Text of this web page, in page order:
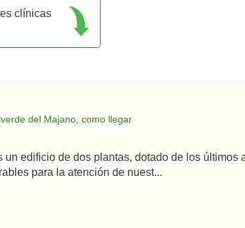
clínicas
del Majano, como llegar
edificio de dos plantas, dotado de los últimos
para la atención de nuest...